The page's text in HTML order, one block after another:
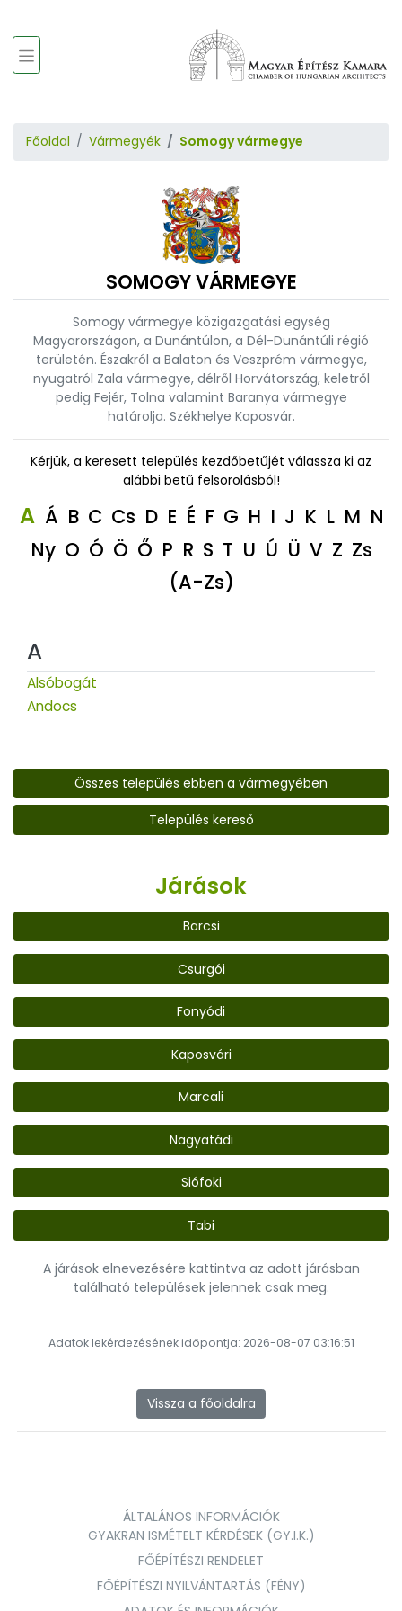
Főoldal Vármegyék Somogy vármegye
SOMOGY VÁRMEGYE
Somogy vármegye közigazgatási egység
Magyarországon, a Dunántúlon, a Dél-Dunántúli régió
területén. Északról a Balaton és Veszprém vármegye,
nyugatról Zala vármegye, délről Horvátország, keletről
pedig Fejér, Tolna valamint Baranya vármegye
határolja. Székhelye Kaposvár.
Kérjük, a keresett település kezdőbetűjét válassza ki az
alábbi betű felsorolásból!
A Á B C Cs D E É F G H I J K L M N
Ny O Ó Ö Ő P R S T U Ú Ü V Z Zs
(A-Zs)
A
Alsóbogát
Andocs
Összes település ebben a vármegyében
Település kereső
Járások
Barcsi
Csurgói
Fonyódi
Kaposvári
Marcali
Nagyatádi
Siófoki
Tabi
A járások elnevezésére kattintva az adott járásban
található települések jelennek csak meg.
Adatok lekérdezésének időpontja: 2026-08-07 03:16:51
Vissza a főoldalra
ÁLTALÁNOS INFORMÁCIÓK
GYAKRAN ISMÉTELT KÉRDÉSEK (GY.I.K.)
FŐÉPÍTÉSZI RENDELET
FŐÉPÍTÉSZI NYILVÁNTARTÁS (FÉNY)